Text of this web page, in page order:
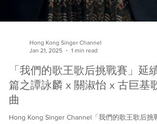
Hong Kong Singer Channel
「我們的歌王歌后挑戰賽」延續
篇之譚詠麟 x 關淑怡 x 古巨基歌